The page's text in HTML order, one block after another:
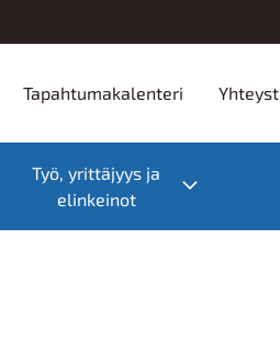
Tapahtumakalenteri
submenu
Työ, yrittäjyys ja
elinkeinot
Toggle